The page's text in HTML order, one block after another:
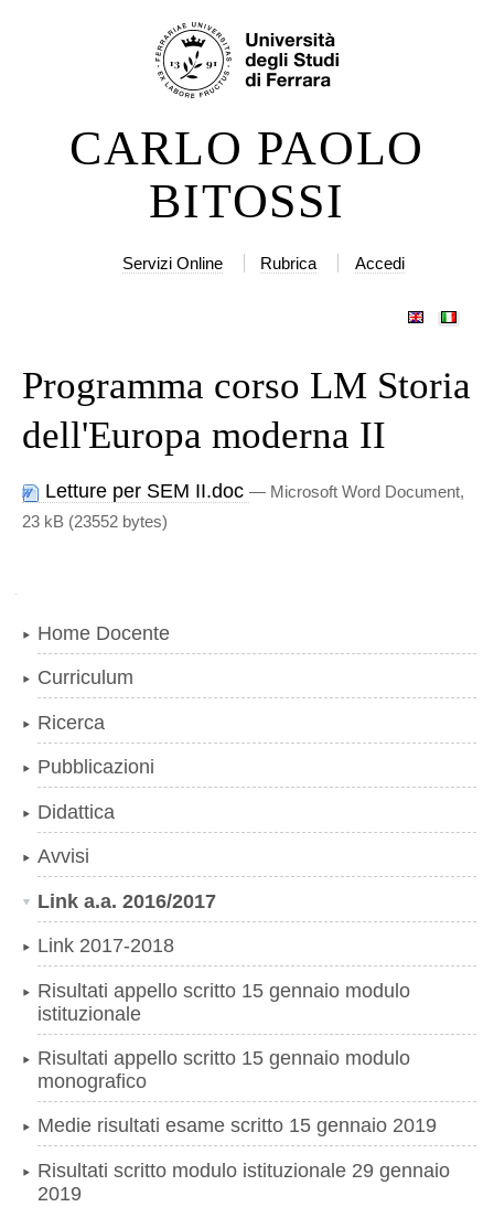
CARLO PAOLO
BITOSSI
Servizi Online Rubrica Accedi
Programma corso LM Storia
dell'Europa moderna II
Letture per SEM II.doc— Microsoft Word Document,
23 kB (23552 bytes)
Home Docente
Curriculum
Ricerca
Pubblicazioni
Didattica
Avvisi
Link a.a. 2016/2017
Link 2017-2018
Risultati appello scritto 15 gennaio modulo
istituzionale
Risultati appello scritto 15 gennaio modulo
monografico
Medie risultati esame scritto 15 gennaio 2019
Risultati scritto modulo istituzionale 29 gennaio
2019